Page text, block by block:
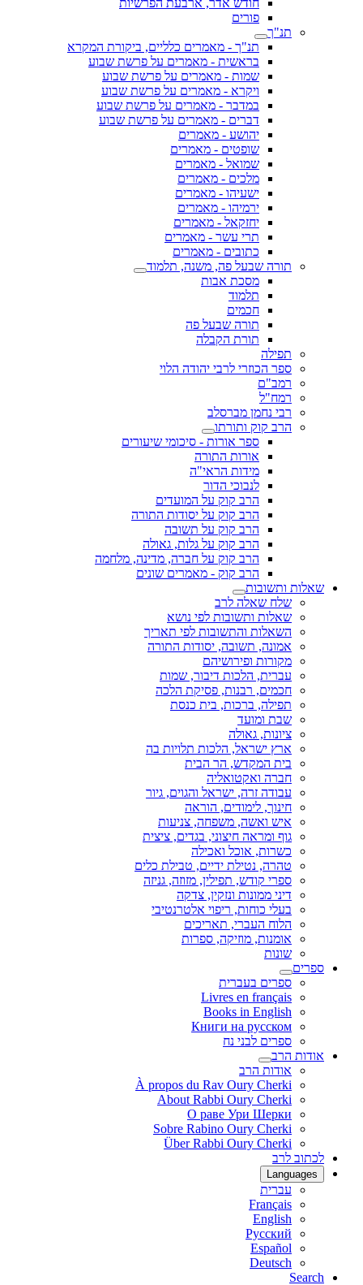
חודש אדר, ארבעת הפרשיות
פורים
תנ"ך
תנ"ך - מאמרים כלליים, ביקורת המקרא
בראשית - מאמרים על פרשת שבוע
שמות - מאמרים על פרשת שבוע
ויקרא - מאמרים על פרשת שבוע
במדבר - מאמרים על פרשת שבוע
דברים - מאמרים על פרשת שבוע
יהושע - מאמרים
שופטים - מאמרים
שמואל - מאמרים
מלכים - מאמרים
ישעיהו - מאמרים
ירמיהו - מאמרים
יחזקאל - מאמרים
תרי עשר - מאמרים
כתובים - מאמרים
תורה שבעל פה, משנה, תלמוד
מסכת אבות
תלמוד
חכמים
תורה שבעל פה
תורת הקבלה
תפילה
ספר הכוזרי לרבי יהודה הלוי
רמב"ם
רמח"ל
רבי נחמן מברסלב
הרב קוק ותורתו
ספר אורות - סיכומי שיעורים
אורות התורה
מידות הראי"ה
לנבוכי הדור
הרב קוק על המועדים
הרב קוק על יסודות התורה
הרב קוק על תשובה
הרב קוק על גלות, גאולה
הרב קוק על חברה, מדינה, מלחמה
הרב קוק - מאמרים שונים
שאלות ותשובות
שלח שאלה לרב
שאלות ותשובות לפי נושא
השאלות והתשובות לפי תאריך
אמונה, תשובה, יסודות התורה
מקורות ופירושיהם
עברית, הלכות דיבור, שמות
חכמים, רבנות, פסיקת הלכה
תפילה, ברכות, בית כנסת
שבת ומועד
ציונות, גאולה
ארץ ישראל, הלכות תלויות בה
בית המקדש, הר הבית
חברה ואקטואליה
עבודה זרה, ישראל והגוים, גיור
חינוך, לימודים, הוראה
איש ואשה, משפחה, צניעות
גוף ומראה חיצוני, בגדים, ציצית
כשרות, אוכל ואכילה
טהרה, נטילת ידיים, טבילת כלים
ספרי קודש, תפילין, מזוזה, גניזה
דיני ממונות ונזקין, צדקה
בעלי כוחות, ריפוי אלטרנטיבי
הלוח העברי, תאריכים
אומנות, מוזיקה, ספרות
שונות
ספרים
ספרים בעברית
Livres en français
Books in English
Книги на русском
ספרים לבני נח
אודות הרב
אודות הרב
À propos du Rav Oury Cherki
About Rabbi Oury Cherki
О раве Ури Шерки
Sobre Rabino Oury Cherki
Über Rabbi Oury Cherki
לכתוב לרב
Languages
עברית
Français
English
Русский
Español
Deutsch
Search